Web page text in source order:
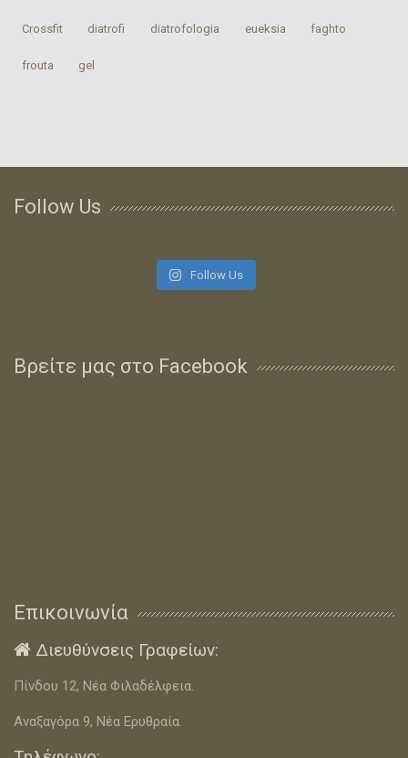
Crossfit ‎diatrofi‬ ‎diatrofologia‬ ‎eueksia‬ faghto
‎frouta gel
Follow Us
Follow Us
Βρείτε μας στο Facebook
Επικοινωνία
 Διευθύνσεις Γραφείων:
Πίνδου 12, Νέα Φιλαδέλφεια.
Αναξαγόρα 9, Νέα Ερυθραία.